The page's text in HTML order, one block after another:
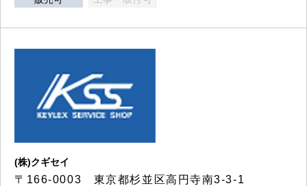
(株)クギセイ
〒166-0003 東京都杉並区高円寺南3-3-1